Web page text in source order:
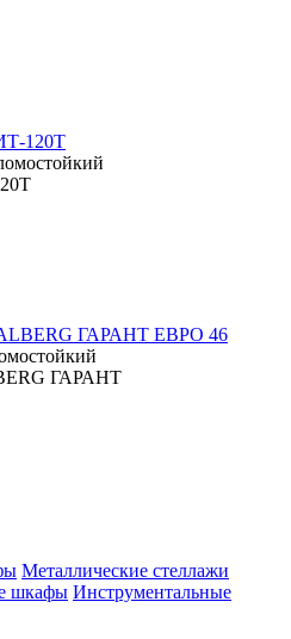
120T
ГАРАНТ ЕВРО 46
Металлические стеллажи
шкафы Инструментальные